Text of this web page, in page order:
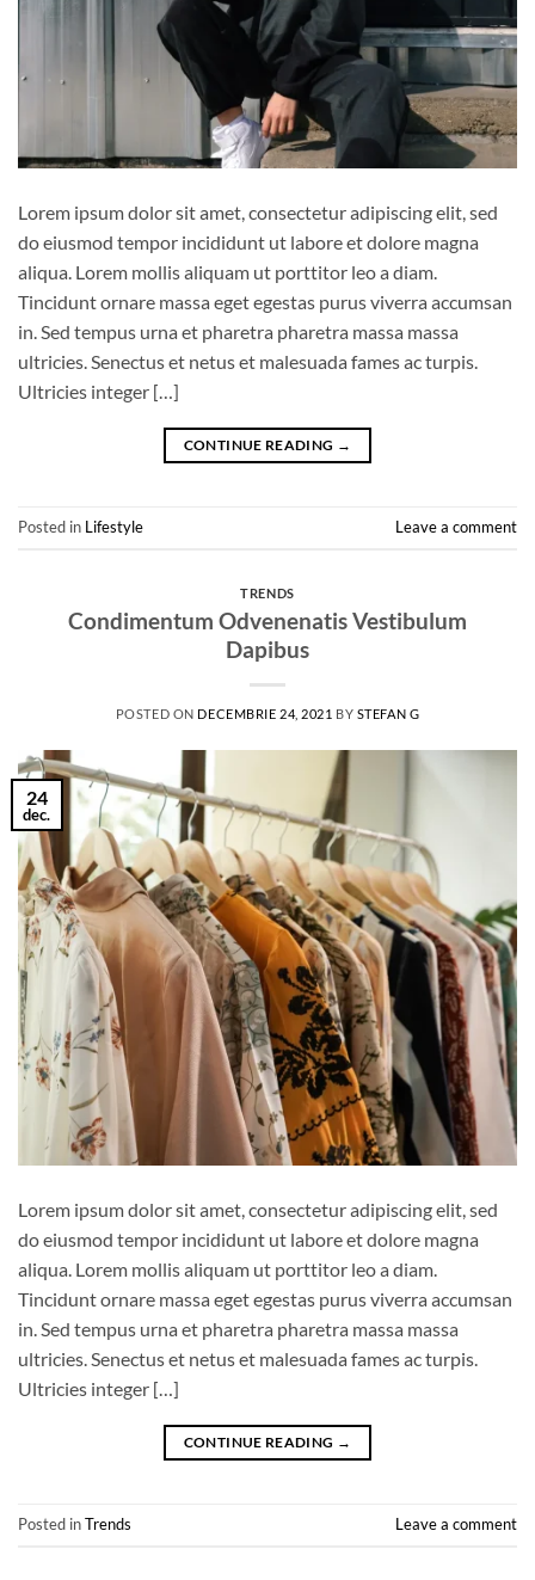
Lorem ipsum dolor sit amet, consectetur adipiscing elit, sed
do eiusmod tempor incididunt ut labore et dolore magna
aliqua. Lorem mollis aliquam ut porttitor leo a diam.
Tincidunt ornare massa eget egestas purus viverra accumsan
in. Sed tempus urna et pharetra pharetra massa massa
ultricies. Senectus et netus et malesuada fames ac turpis.
Ultricies integer […]
CONTINUE READING →
Posted in Lifestyle Leave a comment
TRENDS
Condimentum Odvenenatis Vestibulum
Dapibus
POSTED ON DECEMBRIE 24, 2021 BY STEFAN G
24
dec.
Lorem ipsum dolor sit amet, consectetur adipiscing elit, sed
do eiusmod tempor incididunt ut labore et dolore magna
aliqua. Lorem mollis aliquam ut porttitor leo a diam.
Tincidunt ornare massa eget egestas purus viverra accumsan
in. Sed tempus urna et pharetra pharetra massa massa
ultricies. Senectus et netus et malesuada fames ac turpis.
Ultricies integer […]
CONTINUE READING →
Posted inTrends Leave a comment